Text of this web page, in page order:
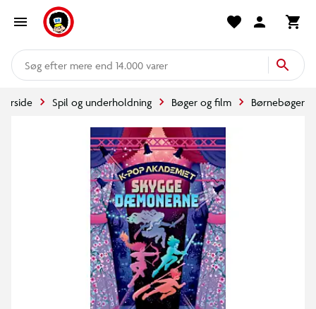
mere end 14.000 varer
Forside Spil og underholdning Bøger og film Børnebøger